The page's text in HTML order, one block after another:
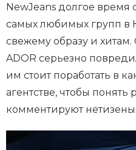
NewJeans долгое время
самых любимых групп в
свежему образу и
ADOR серьезно
им стоит поработать в
агентстве, чтобы
комментируют нетизены.